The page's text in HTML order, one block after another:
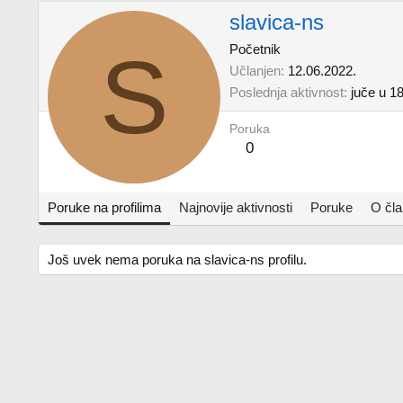
S
slavica-ns
Početnik
Učlanjen 12.06.2022.
Poslednja aktivnost juče u
Poruka
0
Poruke na profilima Najnovije aktivnosti Poruke O
Još uvek nema poruka na slavica-ns profilu.